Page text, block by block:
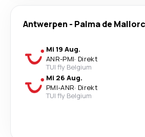
Antwerpen - Palma de
Mi 19 Aug.
ANR-PMI· Direkt
TUI fly Belgium
Mi 26 Aug.
PMI-ANR· Direkt
TUI fly Belgium